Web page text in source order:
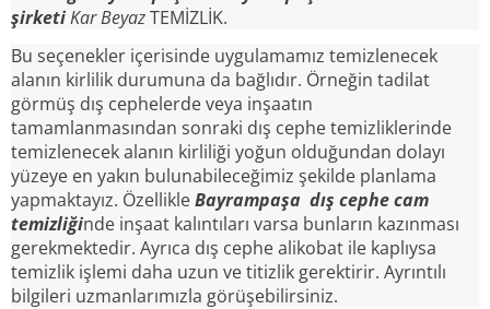
şirketiKar BeyazTEMİZLİK.
Bu seçenekler içerisinde uygulamamız temizlenecek
alanın kirlilik durumuna da bağlıdır. Örneğin tadilat
görmüş dış cephelerde veya inşaatın
tamamlanmasından sonraki dış cephe temizliklerinde
temizlenecek alanın kirliliği yoğun olduğundan dolayı
yüzeye en yakın bulunabileceğimiz şekilde planlama
yapmaktayız. ÖzellikleBayrampaşa dış cephe cam
temizliğinde inşaat kalıntıları varsa bunların kazınması
gerekmektedir. Ayrıca dış cephe alikobat ile kaplıysa
temizlik işlemi daha uzun ve titizlik gerektirir. Ayrıntılı
bilgileri uzmanlarımızla görüşebilirsiniz.